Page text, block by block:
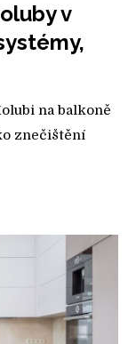
v
na balkoně
znečištění